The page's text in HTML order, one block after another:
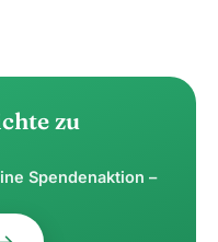
zu
Spendenaktion –